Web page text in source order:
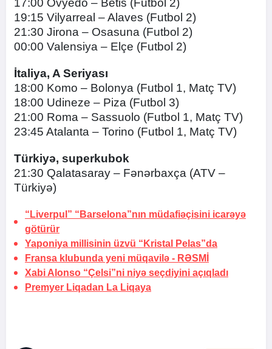
17:00 Ovyedo – Betis (Futbol 2)
19:15 Vilyarreal – Alaves (Futbol 2)
21:30 Jirona – Osasuna (Futbol 2)
00:00 Valensiya – Elçe (Futbol 2)
İtaliya, A Seriyası
18:00 Komo – Bolonya (Futbol 1, Matç TV)
18:00 Udineze – Piza (Futbol 3)
21:00 Roma – Sassuolo (Futbol 1, Matç TV)
23:45 Atalanta – Torino (Futbol 1, Matç TV)
Türkiyə, superkubok
21:30 Qalatasaray – Fənərbaxça (ATV –
Türkiyə)
“Liverpul” “Barselona”nın müdafiəçisini icarəyə
götürür
Yaponiya millisinin üzvü “Kristal Pelas”da
Fransa klubunda yeni müqavilə - RƏSMİ
Xabi Alonso “Çelsi”ni niyə seçdiyini açıqladı
Premyer Liqadan La Liqaya